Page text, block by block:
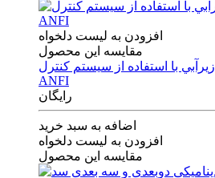
افزودن به لیست دلخواه
مقایسه این محصول
با استفاده از سيستم كنترل
ANFI
رایگان
اضافه به سبد خرید
افزودن به لیست دلخواه
مقایسه این محصول